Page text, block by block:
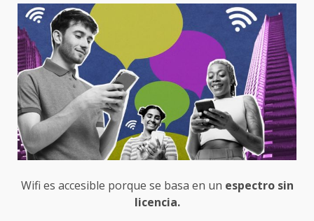
Wifi es accesible porque se basa en un espectro sin
licencia.